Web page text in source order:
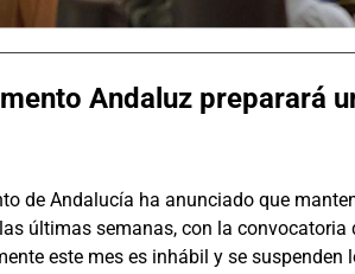
Andaluz preparará
de Andalucía ha anunciado que
últimas semanas, con la convocatoria
este mes es inhábil y se